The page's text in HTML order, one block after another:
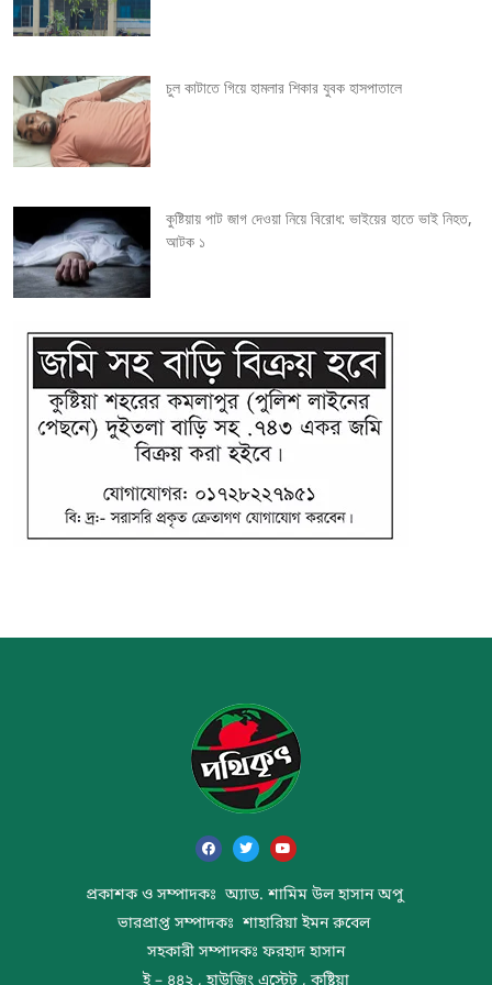
t
i
o
n
চুল কাটাতে গিয়ে হামলার শিকার যুবক হাসপাতালে
কুষ্টিয়ায় পাট জাগ দেওয়া নিয়ে বিরোধ: ভাইয়ের হাতে ভাই নিহত,
আটক ১
প্রকাশক ও সম্পাদকঃ অ্যাড. শামিম উল হাসান অপু
ভারপ্রাপ্ত সম্পাদকঃ শাহারিয়া ইমন রুবেল
সহকারী সম্পাদকঃ ফরহাদ হাসান